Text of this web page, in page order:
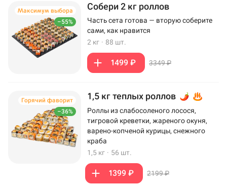
–55%
Максимум выбора Собери 2 кг роллов
Часть сета готова — вторую соберите
сами, как нравится
2 кг · 88 шт.
1499 ₽ 3349 ₽
–36%
Горячий фаворит 1,5 кг теплых роллов
Роллы из слабосоленого лосося,
тигровой креветки, жареного окуня,
варено-копченой курицы, снежного
краба
1,5 кг · 56 шт.
1399 ₽ 2199 ₽